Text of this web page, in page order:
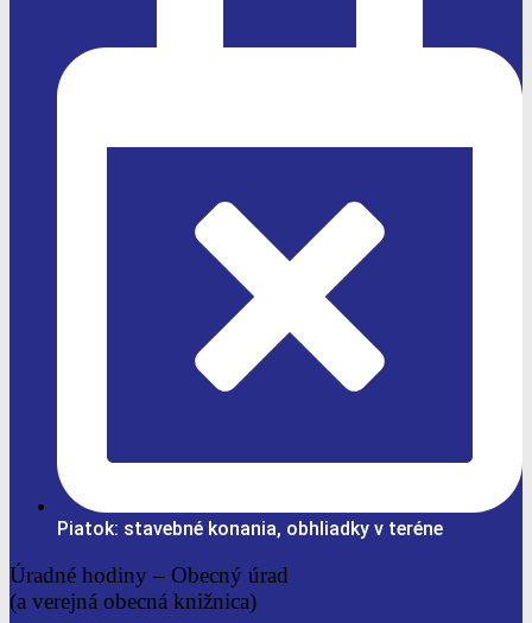
Piatok: stavebné konania, obhliadky v teréne
Úradné hodiny – Obecný úrad
(a verejná obecná knižnica)